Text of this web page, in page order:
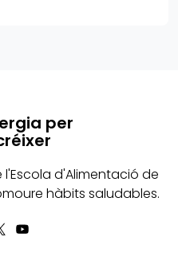
per
d'Alimentació de
hàbits saludables.